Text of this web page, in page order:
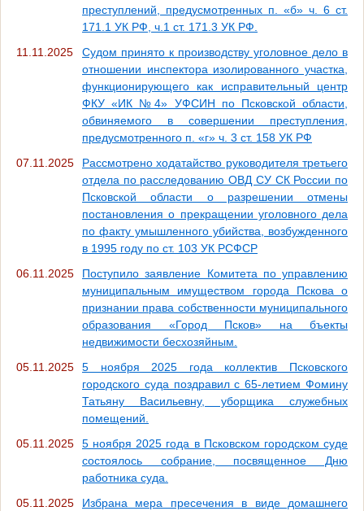
преступлений, предусмотренных п. «б» ч. 6 ст.
171.1 УК РФ, ч.1 ст. 171.3 УК РФ.
11.11.2025
Судом принято к производству уголовное дело в
отношении инспектора изолированного участка,
функционирующего как исправительный центр
ФКУ «ИК №4» УФСИН по Псковской области,
обвиняемого в совершении преступления,
предусмотренного п. «г» ч. 3 ст. 158 УК РФ
07.11.2025
Рассмотрено ходатайство руководителя третьего
отдела по расследованию ОВД СУ СК России по
Псковской области о разрешении отмены
постановления о прекращении уголовного дела
по факту умышленного убийства, возбужденного
в 1995 году по ст. 103 УК РСФСР
06.11.2025
Поступило заявление Комитета по управлению
муниципальным имуществом города Пскова о
признании права собственности муниципального
образования «Город Псков» на бъекты
недвижимости бесхозяйным.
05.11.2025
5 ноября 2025 года коллектив Псковского
городского суда поздравил с 65-летием Фомину
Татьяну Васильевну, уборщика служебных
помещений.
05.11.2025
5 ноября 2025 года в Псковском городском суде
состоялось собрание, посвященное Дню
работника суда.
05.11.2025
Избрана мера пресечения в виде домашнего